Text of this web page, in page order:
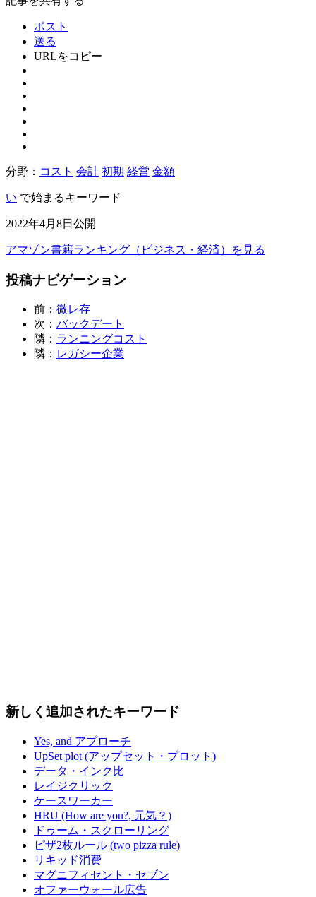
ポスト
送る
URLをコピー
分野： コスト 会計 初期 経営 金額
い で始まるキーワード
2022年4月8日公開
アマゾン書籍ランキング（ビジネス・経済）を見る
投稿ナビゲーション
前： 微レ存
次： バックデート
隣： ランニングコスト
隣： レガシー企業
新しく追加されたキーワード
Yes, and アプローチ
UpSet plot (アップセット・プロット)
データ・インク比
レイジクリック
ケースワーカー
HRU (How are you?, 元気？)
ドゥーム・スクローリング
ピザ2枚ルール (two pizza rule)
リキッド消費
マグニフィセント・セブン
オファーウォール広告